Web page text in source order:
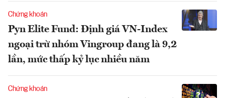
Chứng khoán
Pyn Elite Fund: Định giá VN-Index
ngoại trừ nhóm Vingroup đang là 9,2
lần, mức thấp kỷ lục nhiều năm
Chứng khoán